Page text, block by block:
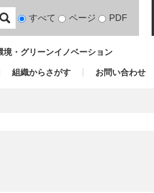
検
対
すべて ページ PDF
境・グリーンイノベーション
組織からさがす お問い合わせ